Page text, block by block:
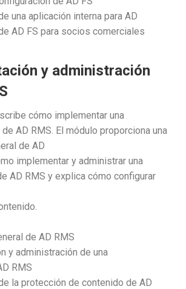
una aplicación interna para AD
AD FS para socios comerciales
y administración
cómo implementar una
AD RMS. El módulo proporciona una
de AD
implementar y administrar una
AD RMS y explica cómo configurar
de AD RMS
y administración de una
RMS
la protección de contenido de AD